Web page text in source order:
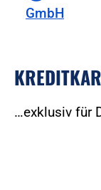
GmbH
…exklusiv für